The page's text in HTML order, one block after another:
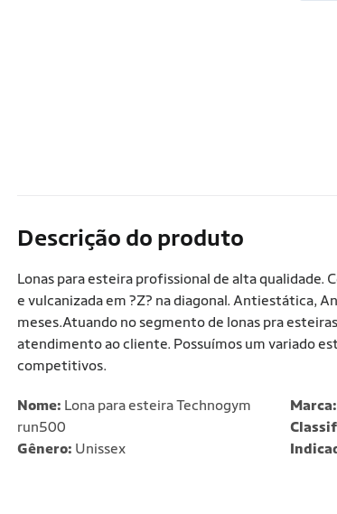
Descrição do produto
Lonas para esteira profissional de alta qualidade.
e vulcanizada em ?Z? na diagonal. Antiestática,
meses.Atuando no segmento de lonas pra
atendimento ao cliente. Possuímos um variado
competitivos.
Nome: Lona para esteira Technogym
run500
Gênero: Unissex
Marca: